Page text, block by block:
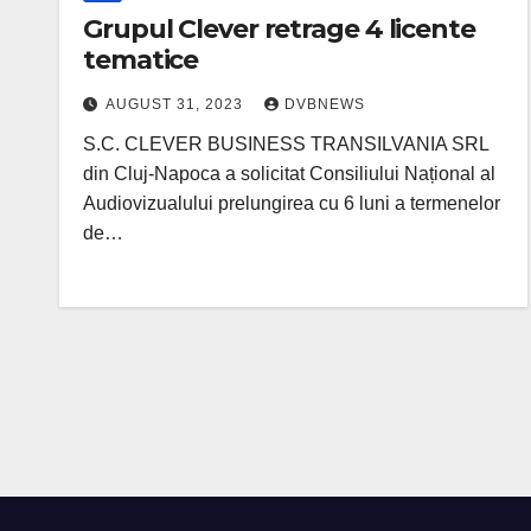
Grupul Clever retrage 4 licente
tematice
AUGUST 31, 2023 DVBNEWS
S.C. CLEVER BUSINESS TRANSILVANIA SRL
din Cluj-Napoca a solicitat Consiliului Național al
Audiovizualului prelungirea cu 6 luni a termenelor
de…